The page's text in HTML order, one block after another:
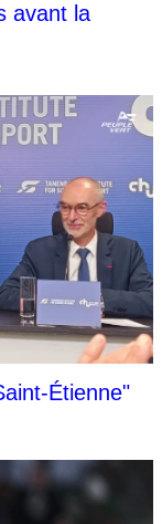
avant la
Étienne"